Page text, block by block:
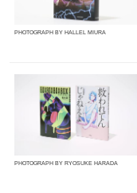
PHOTOGRAPH BY HALLEL MIURA
PHOTOGRAPH BY RYOSUKE HARADA